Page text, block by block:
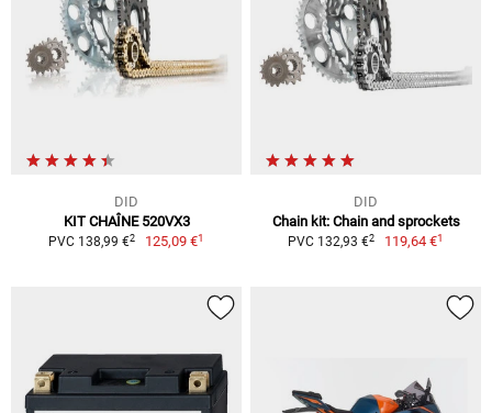
DID
KIT CHAÎNE 520VX3
PVC 138,99 €2 125,09 €1
DID
Chain kit: Chain and sprockets
PVC 132,93 €2 119,64 €1